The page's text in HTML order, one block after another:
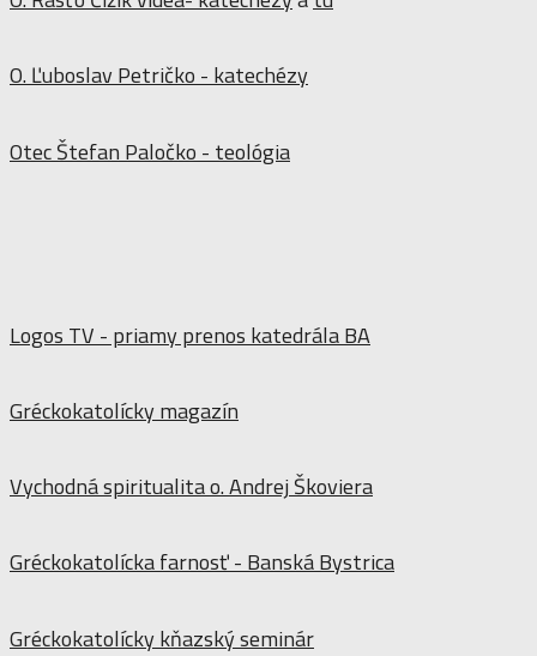
O. Ľuboslav Petričko - katechézy
Otec Štefan Paločko - teológia
Logos TV - priamy prenos katedrála BA
Gréckokatolícky magazín
Vychodná spiritualita o. Andrej Škoviera
Gréckokatolícka farnosť - Banská Bystrica
Gréckokatolícky kňazský seminár